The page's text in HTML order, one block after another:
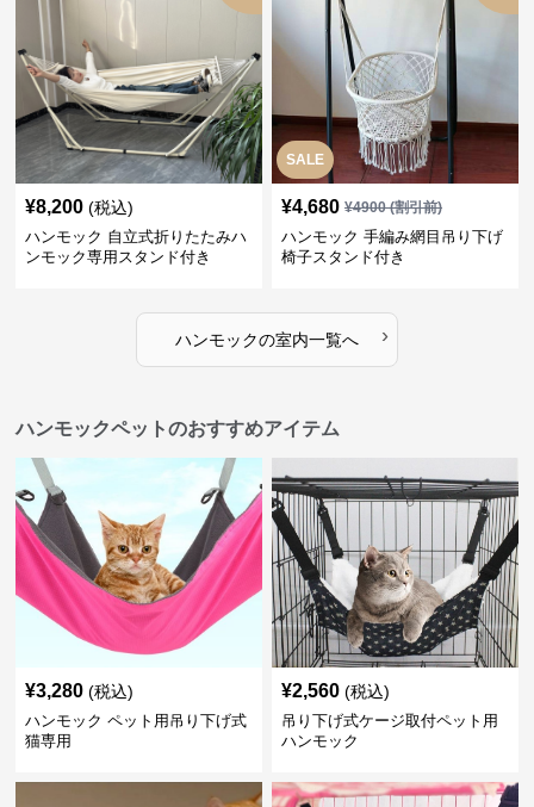
¥8,200 (税込)
ハンモック 自立式折りたたみハ
ンモック専用スタンド付き
SALE
¥4,680 ¥4900(割引前)
ハンモック 手編み網目吊り下げ
椅子スタンド付き
ハンモックの室内一覧へ ›
ハンモックペットのおすすめアイテム
¥3,280 (税込)
ハンモック ペット用吊り下げ式
猫専用
¥2,560 (税込)
吊り下げ式ケージ取付ペット用
ハンモック